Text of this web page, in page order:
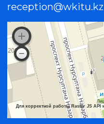
reception@wkitu.kz
Для корректной работы Raster JS